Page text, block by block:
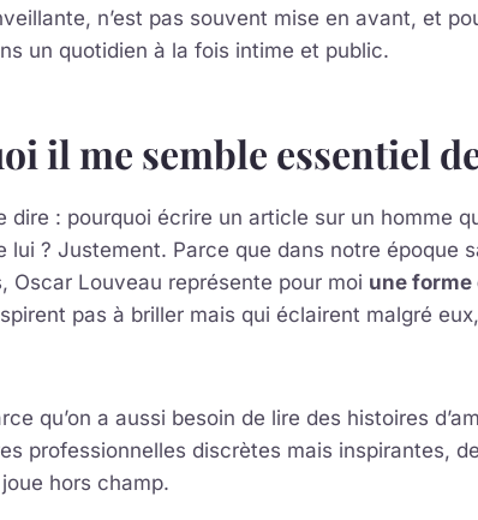
n’est pas souvent mise en avant, et
un quotidien à la fois intime et public.
il me semble essentiel
dire : pourquoi écrire un article sur un homme
lui ? Justement. Parce que dans notre époque
Oscar Louveau représente pour moi une forme
pas à briller mais qui éclairent malgré
qu’on a aussi besoin de lire des histoires
professionnelles discrètes mais inspirantes,
joue hors champ.